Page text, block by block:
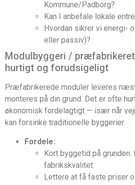
Kommune/Padborg?
Kan I anbefale lokale
Hvordan sikrer vi energi-
eller passiv)?
Modulbyggeri /
hurtigt og forudsigeligt
Præfabrikerede moduler leveres
monteres på din grund. Det er ofte
økonomisk fordelagtigt — især når
kan forsinke traditionelle byggerier.
Fordele:
Kort byggetid på grunden.
fabrikskvalitet.
Lettere at få faste priser